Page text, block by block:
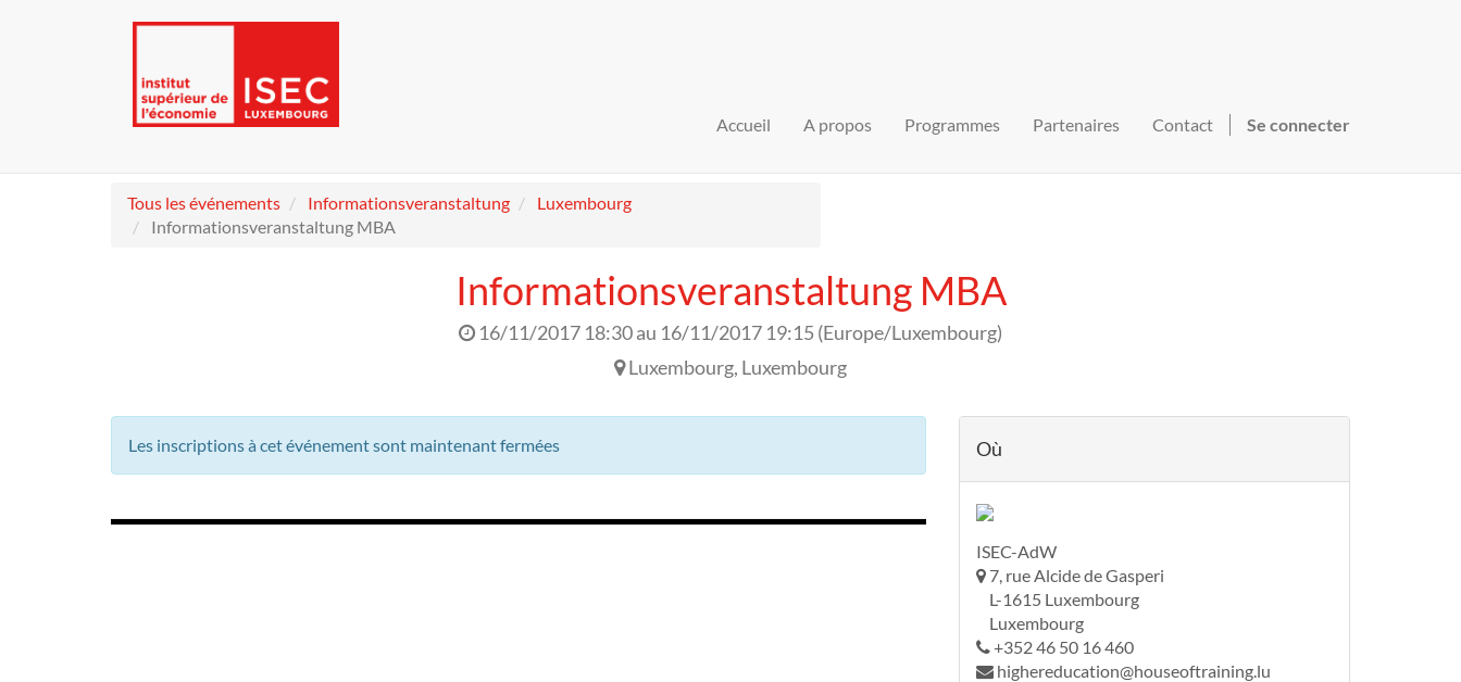
Accueil A propos Programmes Partenaires Contact Se connecter
Tous les événements Informationsveranstaltung
Luxembourg
Informationsveranstaltung MBA
Informationsveranstaltung MBA
16/11/2017 18:30au 16/11/2017 19:15(Europe/Luxembourg)
Luxembourg, Luxembourg
Les inscriptions à cet événement sont maintenant fermées Où
ISEC-AdW
7, rue Alcide de Gasperi
L-1615 Luxembourg
Luxembourg
+352 46 50 16 460
highereducation@houseoftraining.lu